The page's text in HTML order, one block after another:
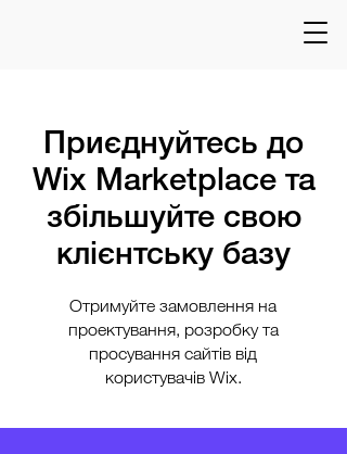
Приєднуйтесь до
Wix Marketplace та
збільшуйте свою
клієнтську базу
Отримуйте замовлення на
проектування, розробку та
просування сайтів від
користувачів Wix.